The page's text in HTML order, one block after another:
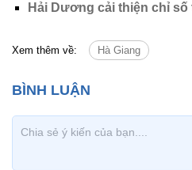
Hải Dương cải thiện chỉ
Xem thêm về: Hà Giang